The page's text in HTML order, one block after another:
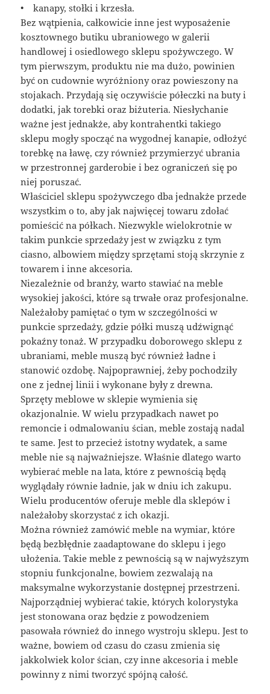
• kanapy, stołki i krzesła.
Bez wątpienia, całkowicie inne jest wyposażenie
kosztownego butiku ubraniowego w galerii
handlowej i osiedlowego sklepu spożywczego. W
tym pierwszym, produktu nie ma dużo, powinien
być on cudownie wyróżniony oraz powieszony na
stojakach. Przydają się oczywiście półeczki na buty i
dodatki, jak torebki oraz biżuteria. Niesłychanie
ważne jest jednakże, aby kontrahentki takiego
sklepu mogły spocząć na wygodnej kanapie, odłożyć
torebkę na ławę, czy również przymierzyć ubrania
w przestronnej garderobie i bez ograniczeń się po
niej poruszać.
Właściciel sklepu spożywczego dba jednakże przede
wszystkim o to, aby jak najwięcej towaru zdołać
pomieścić na półkach. Niezwykle wielokrotnie w
takim punkcie sprzedaży jest w związku z tym
ciasno, albowiem między sprzętami stoją skrzynie z
towarem i inne akcesoria.
Niezależnie od branży, warto stawiać na meble
wysokiej jakości, które są trwałe oraz profesjonalne.
Należałoby pamiętać o tym w szczególności w
punkcie sprzedaży, gdzie półki muszą udźwignąć
pokaźny tonaż. W przypadku doborowego sklepu z
ubraniami, meble muszą być również ładne i
stanowić ozdobę. Najpoprawniej, żeby pochodziły
one z jednej linii i wykonane były z drewna.
Sprzęty meblowe w sklepie wymienia się
okazjonalnie. W wielu przypadkach nawet po
remoncie i odmalowaniu ścian, meble zostają nadal
te same. Jest to przecież istotny wydatek, a same
meble nie są najważniejsze. Właśnie dlatego warto
wybierać meble na lata, które z pewnością będą
wyglądały równie ładnie, jak w dniu ich zakupu.
Wielu producentów oferuje meble dla sklepów i
należałoby skorzystać z ich okazji.
Można również zamówić meble na wymiar, które
będą bezbłędnie zaadaptowane do sklepu i jego
ułożenia. Takie meble z pewnością są w najwyższym
stopniu funkcjonalne, bowiem zezwalają na
maksymalne wykorzystanie dostępnej przestrzeni.
Najporządniej wybierać takie, których kolorystyka
jest stonowana oraz będzie z powodzeniem
pasowała również do innego wystroju sklepu. Jest to
ważne, bowiem od czasu do czasu zmienia się
jakkolwiek kolor ścian, czy inne akcesoria i meble
powinny z nimi tworzyć spójną całość.